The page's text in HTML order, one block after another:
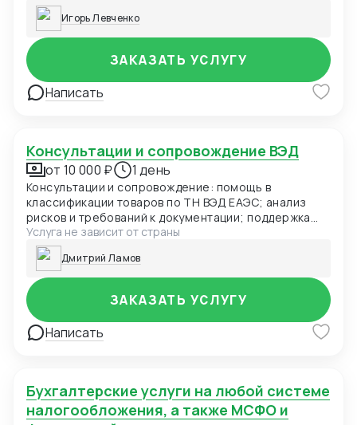
Игорь Левченко
Написать
ЗАКАЗАТЬ УСЛУГУ
Консультации и сопровождение ВЭД
от 10 000 ₽ 1 день
Консультации и сопровождение: помощь в
классификации товаров по ТН ВЭД ЕАЭС; анализ
рисков и требований к документации; поддержка
при взаимодействии с таможенными органами.
Специальные решения: оформление опасных,
скоропортящихся, негабаритных грузов;
организация маркировки товаров Честный Знак;
работа с товарами, требующими ветеринарного/
фитосанитарного контроля; поиск оптимальных
решений по закупке товаров на заказ в КНР;
таможенное оформление оборудования и техники.
Услуга не зависит от страны
Дмитрий Ламов
Написать
ЗАКАЗАТЬ УСЛУГУ
Бухгалтерские услуги на любой системе
налогообложения, а также МСФО и